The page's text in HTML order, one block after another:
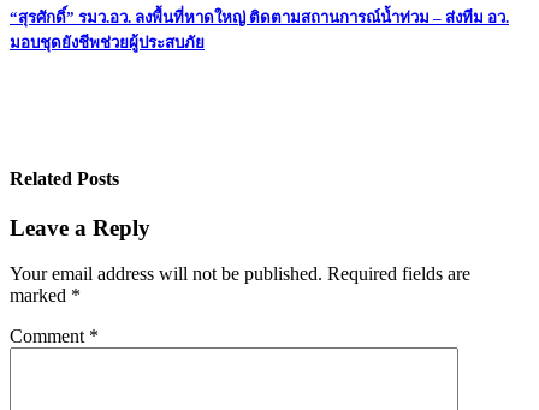
Post
navigation
“สุรศักดิ์” รมว.อว. ลงพื้นที่หาดใหญ่ ติดตามสถานการณ์น้ำท่วม – ส่งทีม อว.
มอบชุดยังชีพช่วยผู้ประสบภัย
Related Posts
Leave a Reply
Your email address will not be published. Required fields are
marked *
Comment *